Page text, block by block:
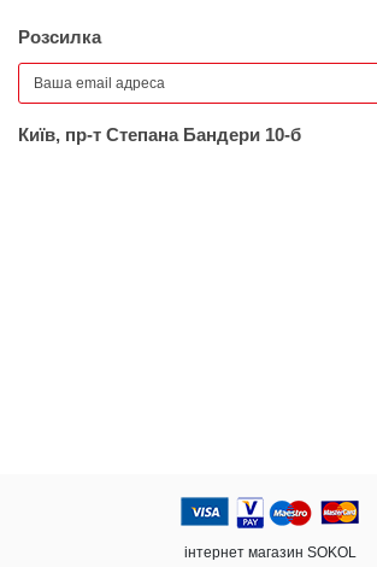
Розсилка
Київ, пр-т Степана Бандери 10-б
інтернет магазин SOKOL